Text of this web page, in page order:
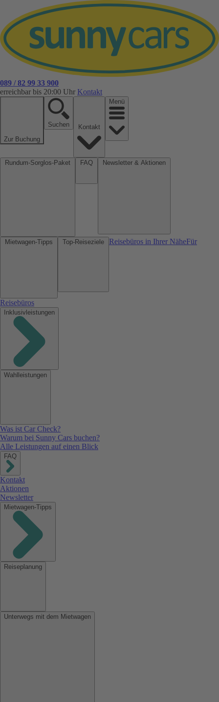
089 / 82 99 33 900
erreichbar bis 20:00 Uhr Kontakt
Zur Buchung
Suchen
Menü
Reisebüros in Ihrer NäheFür
Reisebüros
Inklusivleistungen
Wahlleistungen
Was ist Car Check?
Warum bei Sunny Cars buchen?
Alle Leistungen auf einen Blick
FAQ
Kontakt
Aktionen
Newsletter
Mietwagen-Tipps
Reiseplanung
Unterwegs mit dem Mietwagen